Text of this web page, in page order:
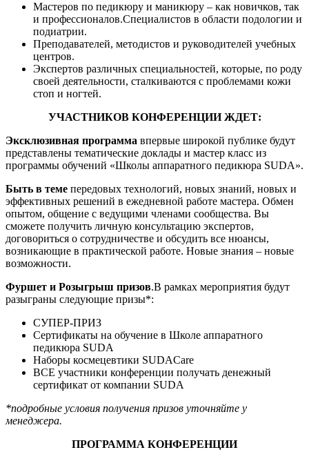
Мастеров по педикюру и маникюру – как новичков, так
и профессионалов.Специалистов в области подологии и
подиатрии.
Преподавателей, методистов и руководителей учебных
центров.
Экспертов различных специальностей, которые, по роду
своей деятельности, сталкиваются с проблемами кожи
стоп и ногтей.
УЧАСТНИКОВ КОНФЕРЕНЦИИ ЖДЕТ:
Эксклюзивная программа впервые широкой публике будут
представлены тематические доклады и мастер класс из
программы обучений «Школы аппаратного педикюра SUDA».
Быть в теме передовых технологий, новых знаний, новых и
эффективных решений в ежедневной работе мастера. Обмен
опытом, общение с ведущими членами сообщества. Вы
сможете получить личную консультацию экспертов,
договориться о сотрудничестве и обсудить все нюансы,
возникающие в практической работе. Новые знания – новые
возможности.
Фуршет и Розыгрыш призов.В рамках мероприятия будут
разыграны cледующие призы*:
CУПЕР-ПРИЗ
Сертификаты на обучение в Школе аппаратного
педикюра SUDA
Наборы космецевтики SUDACare
ВСЕ участники конференции получать денежный
сертификат от компании SUDA
*подробные условия получения призов уточняйте у
менеджера.
ПРОГРАММА КОНФЕРЕНЦИИ